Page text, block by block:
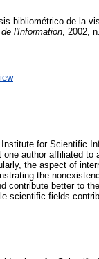
bibliométrico de la
l'Information , 2002,
Institute for Scientific
author affiliated
the aspect of
the
contribute better to
scientific fields